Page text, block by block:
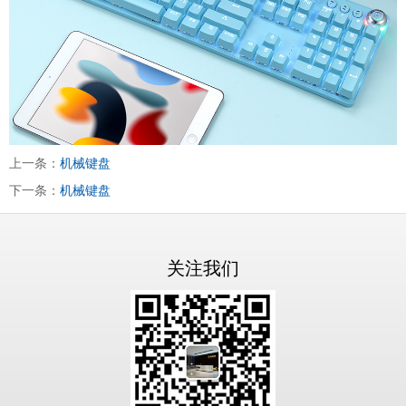
上一条： 机械键盘
下一条： 机械键盘
关注我们